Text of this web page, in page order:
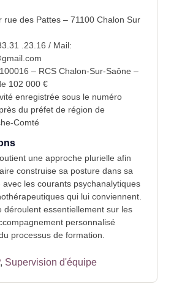
rue des Pattes – 71100 Chalon Sur
.23.16 / Mail:
– RCS Chalon-Sur-Saône –
102 000 €
enregistrée sous le numéro
du préfet de région de
Comté
une approche plurielle afin
construise sa posture dans sa
les courants psychanalytiques
qui lui conviennent.
déroulent essentiellement sur les
personnalisé
processus de formation.
, Supervision d'équipe